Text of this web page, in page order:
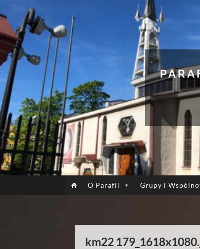
O Parafii Grupy i
km22